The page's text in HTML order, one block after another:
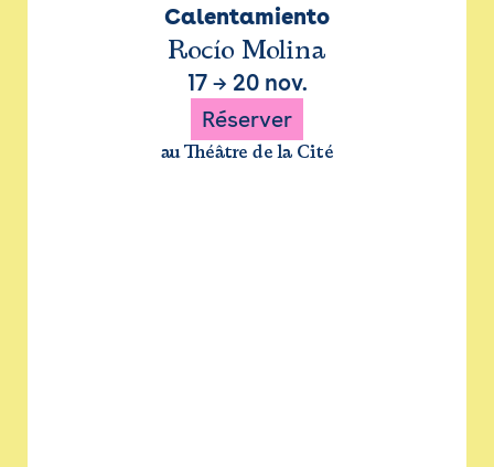
Calentamiento
Rocío Molina
17→ 20 nov.
Réserver
au Théâtre de la Cité